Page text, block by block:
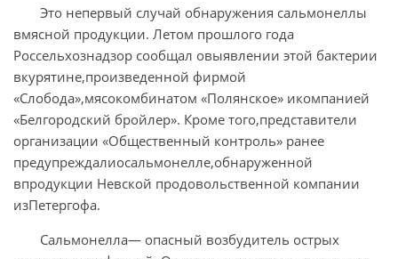
Это непервый случай обнаружения сальмонеллы
вмясной продукции. Летом прошлого года
Россельхознадзор сообщал овыявлении этой бактерии
вкурятине,произведенной фирмой
«Слобода»,мясокомбинатом «Полянское» икомпанией
«Белгородский бройлер». Кроме того,представители
организации «Общественный контроль» ранее
предупреждалиосальмонелле,обнаруженной
впродукции Невской продовольственной компании
изПетергофа.
Сальмонелла— опасный возбудитель острых